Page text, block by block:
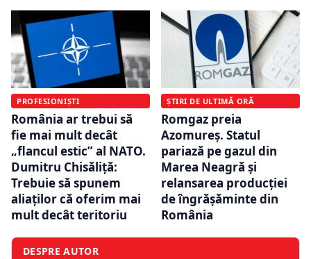
PROFESIONIȘTI
România ar trebui să
fie mai mult decât
„flancul estic” al NATO.
Dumitru Chisăliță:
Trebuie să spunem
aliaților că oferim mai
mult decât teritoriu
ȘTIRI DE ULTIMĂ ORĂ
Romgaz preia
Azomureș. Statul
pariază pe gazul din
Marea Neagră și
relansarea producției
de îngrășăminte din
România
DESPRE AUTOR